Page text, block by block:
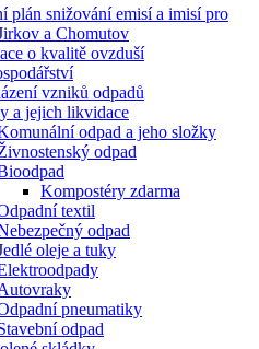
plán snižování emisí a imisí pro
a Chomutov
o kvalitě ovzduší
vzniků odpadů
a jejich likvidace
odpad a jeho složky
odpad
Kompostéry zdarma
textil
odpad
oleje a tuky
pneumatiky
odpad